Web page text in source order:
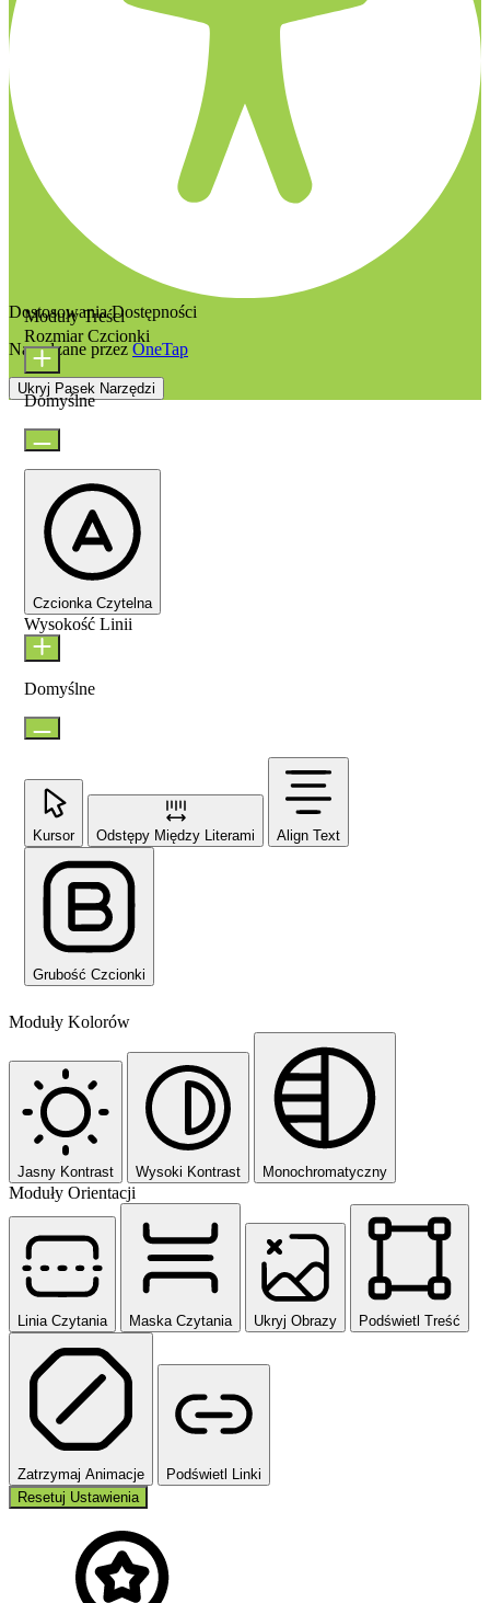
Dostosowania Dostępności
Napędzane przez OneTap
Ukryj Pasek Narzędzi
Moduły Treści
Rozmiar Czcionki
Domyślne
Czcionka Czytelna
Wysokość Linii
Domyślne
Kursor Odstępy Między Literami Align Text
Grubość Czcionki
Moduły Kolorów
Jasny Kontrast Wysoki Kontrast Monochromatyczny
Moduły Orientacji
Linia Czytania Maska Czytania Ukryj Obrazy Podświetl Treść
Zatrzymaj Animacje
Podświetl Linki
Resetuj Ustawienia